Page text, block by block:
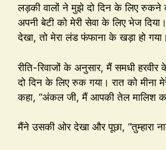
लड़की वालों ने मुझे दो दिन के लिए रुकने
अपनी बेटी को मेरी सेवा के लिए भेज
देखा, तो मेरा लंड फंफाना के खड़ा हो गया।
रीति-रिवाजों के अनुसार, मैं समधी
दो दिन के लिए रुक गया। रात को
कहा, “अंकल जी, मैं आपकी तेल मालिश
मैंने उसकी ओर देखा और पूछा, “तुम्हारा